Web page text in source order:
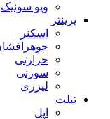
ویو سونیک
پرینتر
اسکنر
حرارتی
سوزنی
لیزری
تبلت
اپل